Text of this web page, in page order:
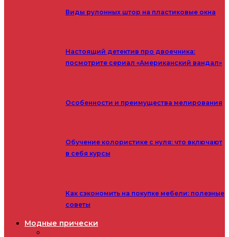
Виды рулонных штор на пластиковые окна
Настоящий детектив про двоечника:
посмотрите сериал «Американский вандал»
Особенности и преимущества мелирования
Обучение колористике с нуля: что включают
в себя курсы
Как сэкономить на покупке мебели: полезные
советы
Модные прически